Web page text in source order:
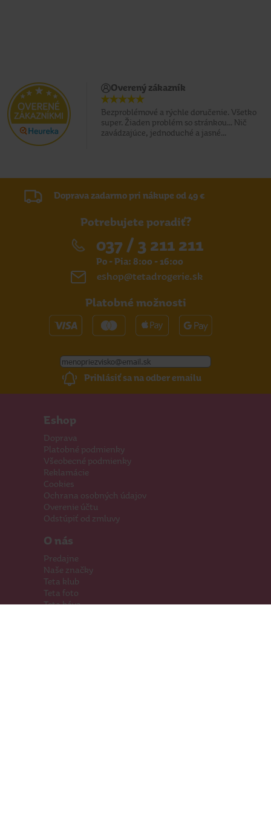
Overený zákazník
Bezproblémové a rýchle doručenie. Všetko
super. Žiaden problém so stránkou... Nič
zavádzajúce, jednoduché a jasné...
Doprava zadarmo pri nákupe od 49 €
Potrebujete poradiť?
037 / 3 211 211
Po - Pia: 8:00 - 16:00
eshop@tetadrogerie.sk
Platobné možnosti
Prihlásiť sa na odber emailu
Eshop
Doprava
Platobné podmienky
Všeobecné podmienky
Reklamácie
Cookies
Ochrana osobných údajov
Overenie účtu
Odstúpiť od zmluvy
O nás
Predajne
Naše značky
Teta klub
Teta foto
Teta káva